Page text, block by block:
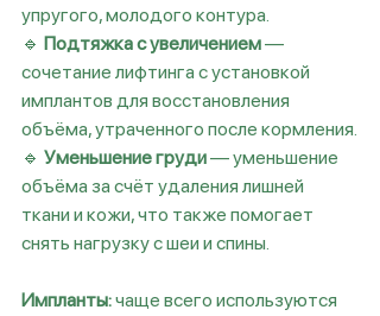
упругого, молодого контура.
🔹 Подтяжка с увеличением —
сочетание лифтинга с установкой
имплантов для восстановления
объёма, утраченного после кормления.
🔹 Уменьшение груди — уменьшение
объёма за счёт удаления лишней
ткани и кожи, что также помогает
снять нагрузку с шеи и спины.
Импланты: чаще всего используются